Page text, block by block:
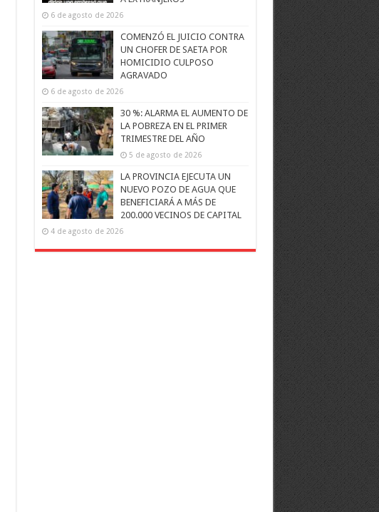
6 de agosto de 2026
COMENZÓ EL JUICIO CONTRA
UN CHOFER DE SAETA POR
HOMICIDIO CULPOSO
AGRAVADO
6 de agosto de 2026
30 %: ALARMA EL AUMENTO DE
LA POBREZA EN EL PRIMER
TRIMESTRE DEL AÑO
5 de agosto de 2026
LA PROVINCIA EJECUTA UN
NUEVO POZO DE AGUA QUE
BENEFICIARÁ A MÁS DE
200.000 VECINOS DE CAPITAL
4 de agosto de 2026